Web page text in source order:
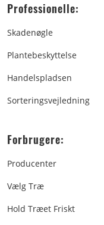
Professionelle:
Skadenøgle
Plantebeskyttelse
Handelspladsen
Sorteringsvejledning
Forbrugere:
Producenter
Vælg Træ
Hold Træet Friskt